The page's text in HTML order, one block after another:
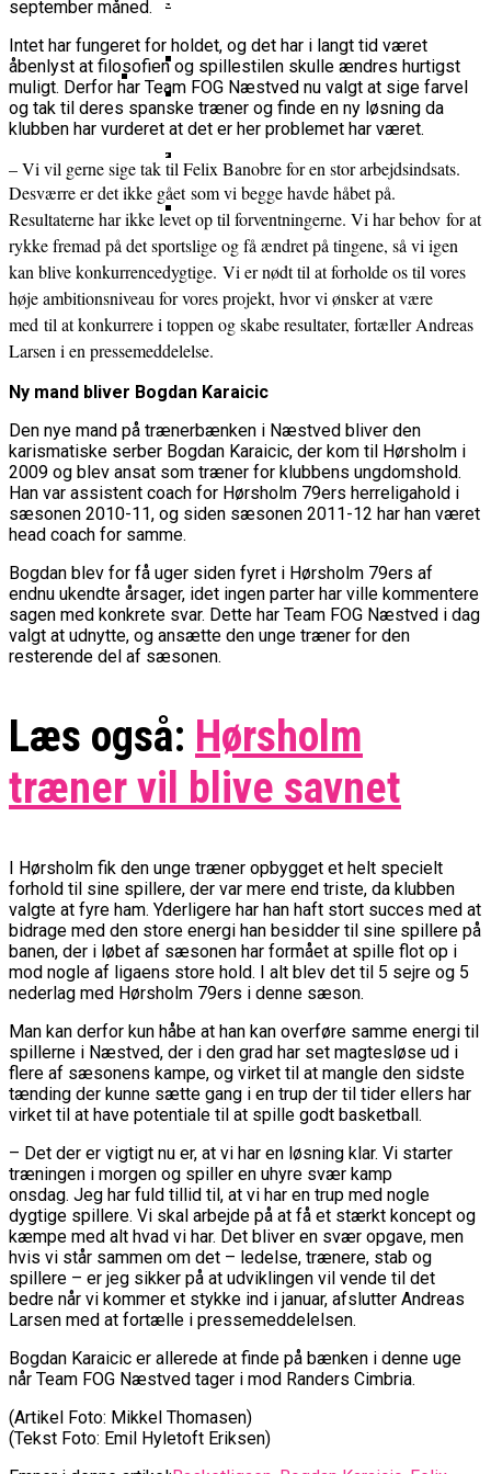
Cup Med Smalt Nederlag
Champions League
Bakken Bears Skuffede Og
Misser Champions League-
Gruppespil
Danske Tobias Jensen Fik
Spilletid I Testkamp Mod
Portland Trail Blazers
Danske Tobias Jensen Skal Møde
Portland Trail Blazers I NBA-
Kamp
USA
Basketball-OL 2024: Se
Grupperne Og Sæt Krydser I Din
Kalender
Medie: Lebron James Vil Stå I
Spidsen For USA Ved OL 2024
Medlemstal I Dansk Basket Boomer:
Fremgang For 12. År I Træk
september måned.
Intet har fungeret for holdet, og det har i langt tid været
åbenlyst at filosofien og spillestilen skulle ændres hurtigst
muligt. Derfor har Team FOG Næstved nu valgt at sige farvel
og tak til deres spanske træner og finde en ny løsning da
klubben har vurderet at det er her problemet har været.
– Vi vil gerne sige tak til Felix Banobre for en stor arbejdsindsats.
Desværre er det ikke gåetsom vi begge havde håbet på.
Resultaterne har ikke levet op til forventningerne. Vi har behov for at
rykke fremad på det sportslige og få ændret på tingene, så vi igen
kan blive konkurrencedygtige. Vi er nødt til at forholde os til vores
høje ambitionsniveau for vores projekt, hvor vi ønsker at være
med til at konkurrere i toppen og skabe resultater, fortæller Andreas
Larsen i en pressemeddelelse.
Ny mand bliver Bogdan Karaicic
Den nye mand på trænerbænken i Næstved bliver den
karismatiske serber Bogdan Karaicic, der kom til Hørsholm i
2009 og blev ansat som træner for klubbens ungdomshold.
Han var assistent coach for Hørsholm 79ers herreligahold i
sæsonen 2010-11, og siden sæsonen 2011-12 har han været
head coach for samme.
Bogdan blev for få uger siden fyret i Hørsholm 79ers af
endnu ukendte årsager, idet ingen parter har ville kommentere
sagen med konkrete svar. Dette har Team FOG Næstved i dag
valgt at udnytte, og ansætte den unge træner for den
resterende del af sæsonen.
Læs også: Hørsholm
træner vil blive savnet
I Hørsholm fik den unge træner opbygget et helt specielt
forhold til sine spillere, der var mere end triste, da klubben
valgte at fyre ham. Yderligere har han haft stort succes med at
bidrage med den store energi han besidder til sine spillere på
banen, der i løbet af sæsonen har formået at spille flot op i
mod nogle af ligaens store hold. I alt blev det til 5 sejre og 5
nederlag med Hørsholm 79ers i denne sæson.
Man kan derfor kun håbe at han kan overføre samme energi til
spillerne i Næstved, der i den grad har set magtesløse ud i
flere af sæsonens kampe, og virket til at mangle den sidste
tænding der kunne sætte gang i en trup der til tider ellers har
virket til at have potentiale til at spille godt basketball.
– Det der er vigtigt nu er, at vi har en løsning klar. Vi starter
træningen i morgen og spiller en uhyre svær kamp
onsdag. Jeg har fuld tillid til, at vi har en trup med nogle
dygtige spillere. Vi skal arbejde på at få et stærkt koncept og
kæmpe med alt hvad vi har. Det bliver en svær opgave, men
hvis vi står sammen om det – ledelse, trænere, stab og
spillere – er jeg sikker på at udviklingen vil vende til det
bedre når vi kommer et stykke ind i januar, afslutter Andreas
Larsen med at fortælle i pressemeddelelsen.
Bogdan Karaicic er allerede at finde på bænken i denne uge
når Team FOG Næstved tager i mod Randers Cimbria.
(Artikel Foto: Mikkel Thomasen)
(Tekst Foto: Emil Hyletoft Eriksen)